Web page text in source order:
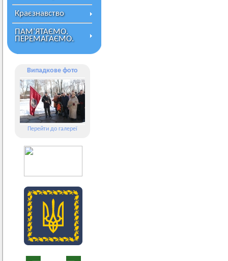
Краєзнавство
ПАМ’ЯТАЄМО.
ПЕРЕМАГАЄМО.
Випадкове фото
Перейти до галереї